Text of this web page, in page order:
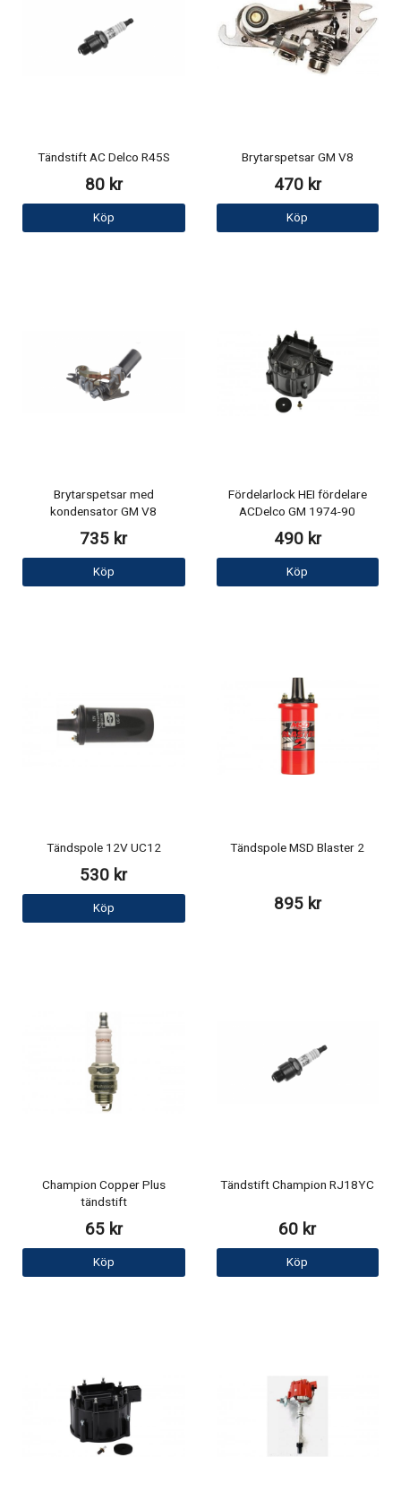
Tändstift AC Delco R45S
80 kr
Köp
Brytarspetsar GM V8
470 kr
Köp
Brytarspetsar med
kondensator GM V8
735 kr
Köp
Fördelarlock HEI fördelare
ACDelco GM 1974-90
490 kr
Köp
Tändspole 12V UC12
530 kr
Köp
Tändspole MSD Blaster 2
895 kr
Champion Copper Plus
tändstift
65 kr
Köp
Tändstift Champion RJ18YC
60 kr
Köp